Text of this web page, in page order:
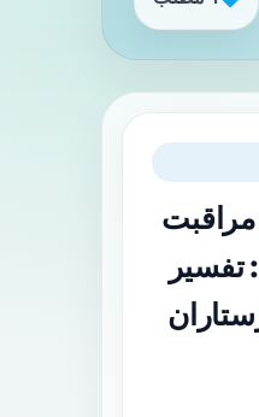
مراقبت
تفسیر